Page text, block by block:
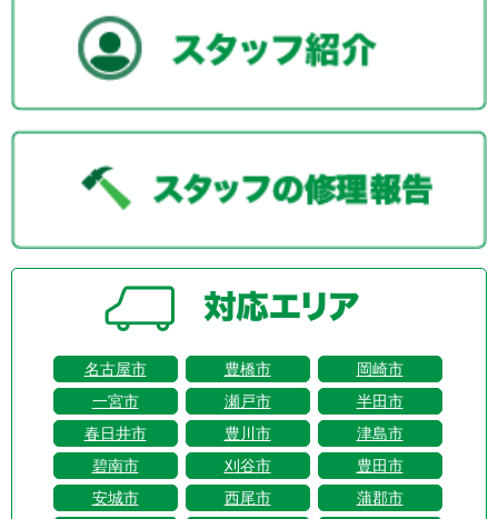
名古屋市 豊橋市
岡崎市
一宮市
瀬戸市
半田市
春日井市
豊川市
津島市
碧南市
刈谷市
豊田市
安城市
西尾市
蒲郡市